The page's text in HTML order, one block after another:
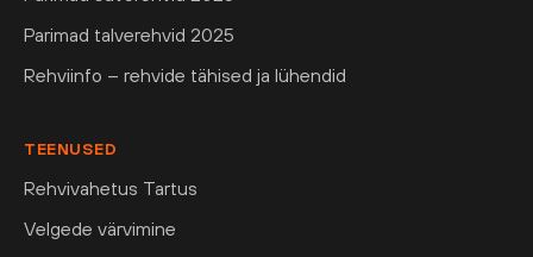
Parimad talverehvid 2025
Rehviinfo – rehvide tähised ja lühendid
TEENUSED
Rehvivahetus Tartus
Velgede värvimine